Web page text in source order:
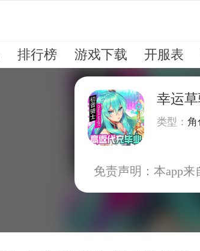
排行榜 游戏下载 开服表
幸运
类型：角
免责声明：本app